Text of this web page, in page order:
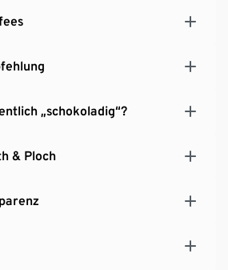
„schokoladig“?
& Ploch